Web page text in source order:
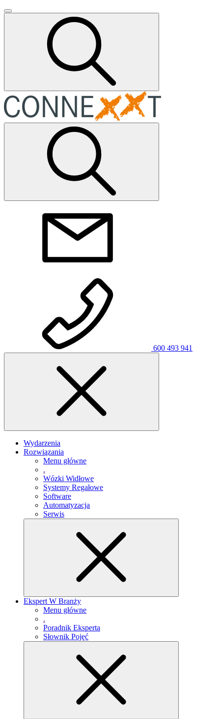
600 493 941
Wydarzenia
Rozwiązania
Menu główne
.
Wózki Widłowe
Systemy Regałowe
Software
Automatyzacja
Serwis
Ekspert W Branży
Menu główne
.
Poradnik Eksperta
Słownik Pojęć